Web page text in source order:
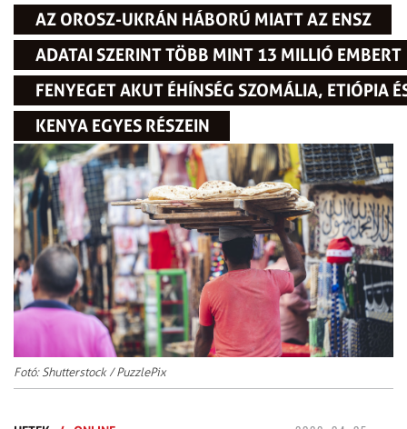
AZ OROSZ-UKRÁN HÁBORÚ MIATT AZ ENSZ
ADATAI SZERINT TÖBB MINT 13 MILLIÓ EMBERT
FENYEGET AKUT ÉHÍNSÉG SZOMÁLIA, ETIÓPIA
KENYA EGYES RÉSZEIN
Fotó: Shutterstock / PuzzlePix